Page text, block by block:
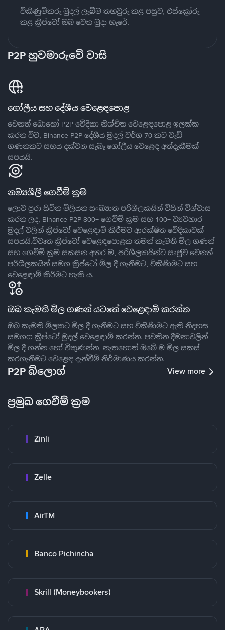
විකිණුම්කරු මුදල් ලැබීම තහවුරු කළ පසුව, එස්ක්‍රෝරු
කළ ක්‍රිප්ටෝ ඔබ වෙත මුදා හැරේ.
P2P හුවමාරුවේ වාසි
ගෝලීය සහ දේශීය වෙළෙඳපොළ
වෙනත් බොහෝ P2P වේදිකා නිශ්චිත වෙළෙඳපොළ ඉලක්ක
කරන විට, Binance P2P දේශීය මුදල් වර්ග 70 කට වැඩි
ගණනකට සහය දක්වන සැබෑ ගෝලීය වෙළෙඳ අත්දැකීමක්
සපයයි.
නම්‍යශීලී ගෙවීම් ක්‍රම
ලොව පුරා සිටින මිලියන සංඛ්‍යාත පරිශීලකයින් විසින් විශ්වාස
කරන ලද, Binance P2P 800+ ගෙවීම් ක්‍රම සහ 100+ ව්‍යවහාර
මුදල් වලින් ක්‍රිප්ටෝ වෙළෙඳාම් කිරීමට ආරක්ෂිත වේදිකාවක්
සපයයි.විවෘත ක්‍රිප්ටෝ වෙළෙඳපොළක තමන් කැමති මිල ගණන්
සහ ගෙවීම් ක්‍රම සකසන අතර ම, පරිශීලකයින්ට ඍජුව වෙනත්
පරිශීලකයින් සමග ක්‍රිප්ටෝ මිල දී ගැනීමට, විකිණීමට සහ
වෙළෙඳාම් කිරීමට හැකි ය.
ඔබ කැමති මිල ගණන් යටතේ වෙළෙඳාම් කරන්න
ඔබ කැමති මිලකට මිල දී ගැනීමට සහ විකිණීමට ඇති නිදහස
සමගග ක්‍රිප්ටෝ මුදල් වෙළෙඳාම් කරන්න. පවතින දීමනාවලින්
මිල දී ගන්න හෝ විකුණන්න, නැතහොත් ඔබේ ම මිල සකස්
කරගැනීමට වෙළෙඳ දැන්වීම් නිර්මාණය කරන්න.
P2P බ්ලොග් View more
ප්‍රමුඛ ගෙවීම් ක්‍රම
Zinli
Zelle
AirTM
Banco Pichincha
Skrill (Moneybookers)